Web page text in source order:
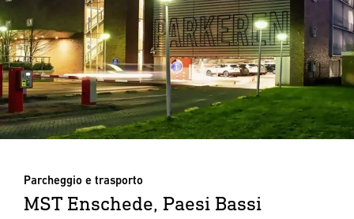
Parcheggio e trasporto
MST Enschede, Paesi Bassi